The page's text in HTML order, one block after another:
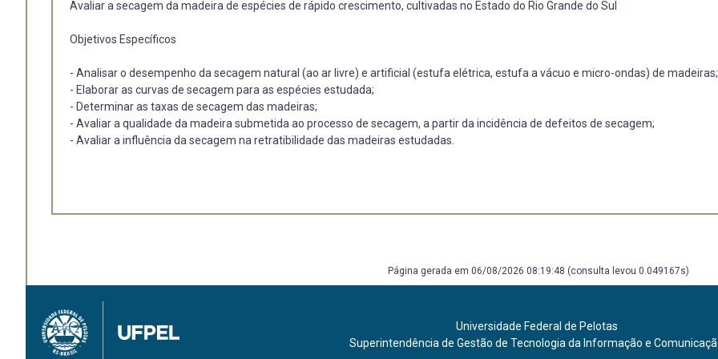
Avaliar a secagem da madeira de espécies de rápido crescimento, cultivadas no Estado do Rio Grande do Sul
Objetivos Específicos
- Analisar o desempenho da secagem natural (ao ar livre) e artificial (estufa elétrica, estufa a vácuo e micro-ondas) de madeiras;
- Elaborar as curvas de secagem para as espécies estudada;
- Determinar as taxas de secagem das madeiras;
- Avaliar a qualidade da madeira submetida ao processo de secagem, a partir da incidência de defeitos de secagem;
- Avaliar a influência da secagem na retratibilidade das madeiras estudadas.
Página gerada em 06/08/2026 08:19:48 (consulta levou 0.049167s)
Universidade Federal de Pelotas
Superintendência de Gestão de Tecnologia da Informação e